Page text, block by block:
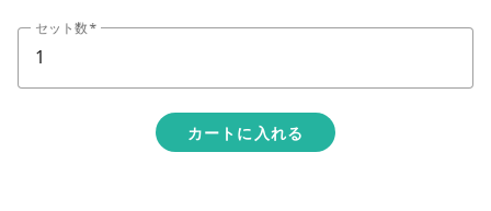
セット数
カートに入れる